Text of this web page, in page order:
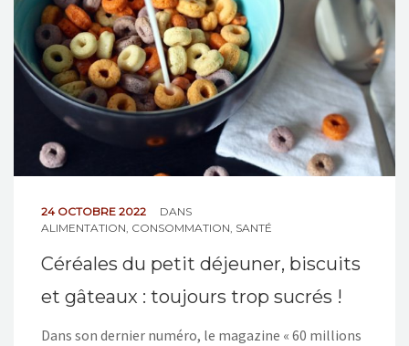
24 OCTOBRE 2022
DANS
ALIMENTATION, CONSOMMATION, SANTÉ
Céréales du petit déjeuner, biscuits
et gâteaux : toujours trop sucrés !
Dans son dernier numéro, le magazine « 60 millions